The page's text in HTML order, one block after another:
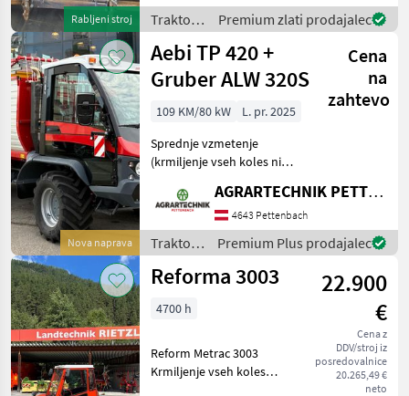
Rabljeni stroj
razbremenjevanje
priključkov - 3 krmil
Traktor /
Aebi
Premium zlati prodajalec
Nova naprava
Aebi TP 420 +
Gruber ALW 320S
Cena
na
zahtevo
109 KM/80 kW
L. pr. 2025
Sprednje vzmetenje
(krmiljenje vseh koles ni
Sedež za sovoznika
Pnevmatike 425/55 R17
Mitas Dvojne pnevmatike
285/80 R16 Avtomatska
klimatsk
AGRARTECHNIK PETTENBACH GMBH
4643 Pettenbach
Traktor /
Aebi
Premium Plus prodajalec
Reforma 3003
22.900
€
Cena z
DDV/stroj iz
posredovalnice
20.265,49 €
neto
4700 h
Reform Metrac 3003
Krmiljenje vseh koles